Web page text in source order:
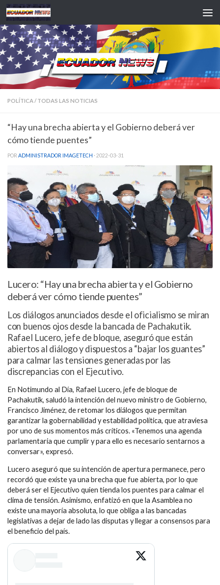
Saltar al contenido
POLÍTICA/ TODAS LAS NOTICIAS
“Hay una brecha abierta y el Gobierno deberá ver
cómo tiende puentes”
POR ADMINISTRADOR IMAGETECH · 2022-03-31
Lucero: “Hay una brecha abierta y el Gobierno
deberá ver cómo tiende puentes”
Los diálogos anunciados desde el oficialismo se miran
con buenos ojos desde la bancada de Pachakutik.
Rafael Lucero, jefe de bloque, aseguró que están
abiertos al diálogo y dispuestos a “bajar los guantes”
para calmar las tensiones generadas por las
discrepancias con el Ejecutivo.
En Notimundo al Día, Rafael Lucero, jefe de bloque de
Pachakutik, saludó la intención del nuevo ministro de Gobierno,
Francisco Jiménez, de retomar los diálogos que permitan
garantizar la gobernabilidad y estabilidad política, que atraviesa
por uno de sus momentos más críticos. «Tenemos una agenda
parlamentaria que cumplir y para ello es necesario sentarnos a
conversar», expresó.
Lucero aseguró que su intención de apertura permanece, pero
recordó que existe ya una brecha que fue abierta, por lo que
deberá ser el Ejecutivo quien tienda los puentes para calmar el
clima de tensión. Asimismo, enfatizó en que la Asamblea no
existe una mayoría absoluta, lo que obliga a las bancadas
legislativas a dejar de lado las disputas y llegar a consensos para
el beneficio del país.